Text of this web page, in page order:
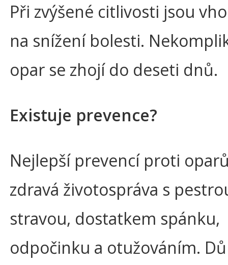
Při zvýšené citlivosti jsou
na snížení bolesti.
opar se zhojí do deseti dnů.
Existuje prevence?
Nejlepší prevencí proti
zdravá životospráva s
stravou, dostatkem spánku,
odpočinku a otužováním.